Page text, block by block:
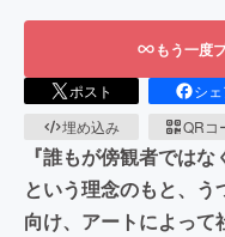
もう一度
ポスト シ
埋め込み
QRコ
『誰もが傍観者では
という理念のもと、
向け、アートによっ